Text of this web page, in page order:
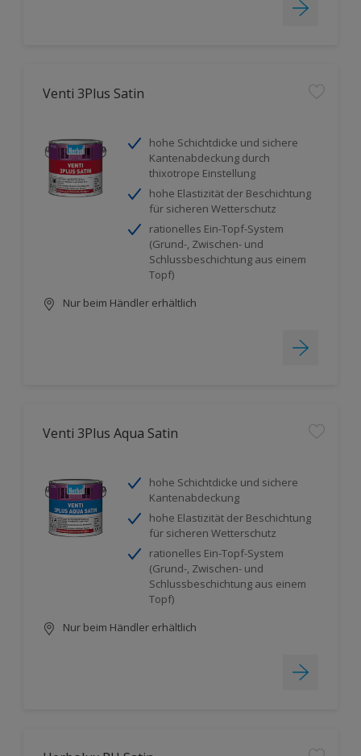
Venti 3Plus Satin
hohe Schichtdicke und sichere
Kantenabdeckung durch
thixotrope Einstellung
hohe Elastizität der Beschichtung
für sicheren Wetterschutz
rationelles Ein-Topf-System
(Grund-, Zwischen- und
Schlussbeschichtung aus einem
Topf)
Nur beim Händler erhältlich
Venti 3Plus Aqua Satin
hohe Schichtdicke und sichere
Kantenabdeckung
hohe Elastizität der Beschichtung
für sicheren Wetterschutz
rationelles Ein-Topf-System
(Grund-, Zwischen- und
Schlussbeschichtung aus einem
Topf)
Nur beim Händler erhältlich